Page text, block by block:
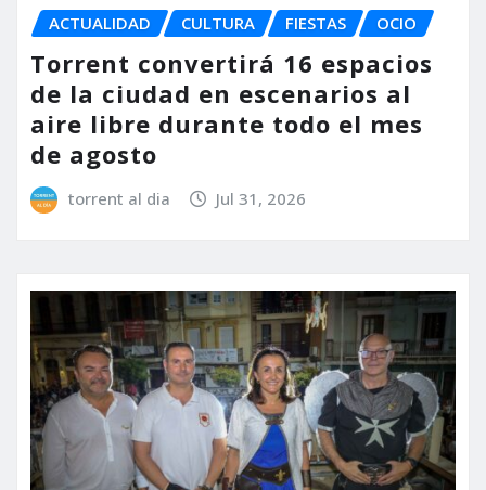
ACTUALIDAD CULTURA FIESTAS OCIO
Torrent convertirá 16 espacios
de la ciudad en escenarios al
aire libre durante todo el mes
de agosto
torrent al dia Jul 31, 2026